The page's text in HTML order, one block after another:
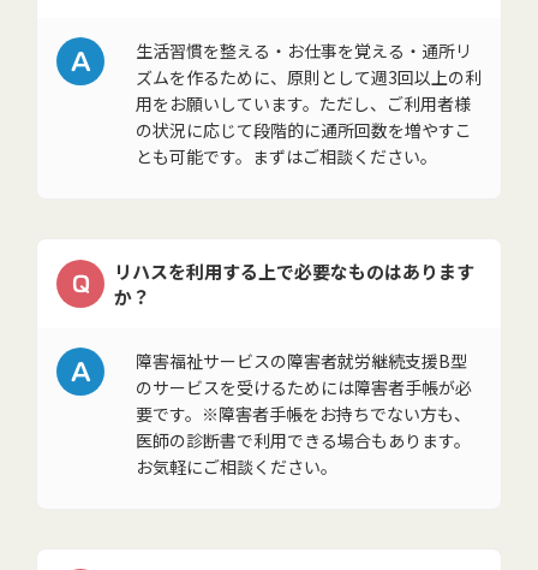
A
生活習慣を整える・お仕事を覚える・通所リ
ズムを作るために、原則として週3回以上の利
用をお願いしています。ただし、ご利用者様
の状況に応じて段階的に通所回数を増やすこ
とも可能です。まずはご相談ください。
Q
リハスを利用する上で必要なものはあります
か？
A
障害福祉サービスの障害者就労継続支援B型
のサービスを受けるためには障害者手帳が必
要です。※障害者手帳をお持ちでない方も、
医師の診断書で利用できる場合もあります。
お気軽にご相談ください。